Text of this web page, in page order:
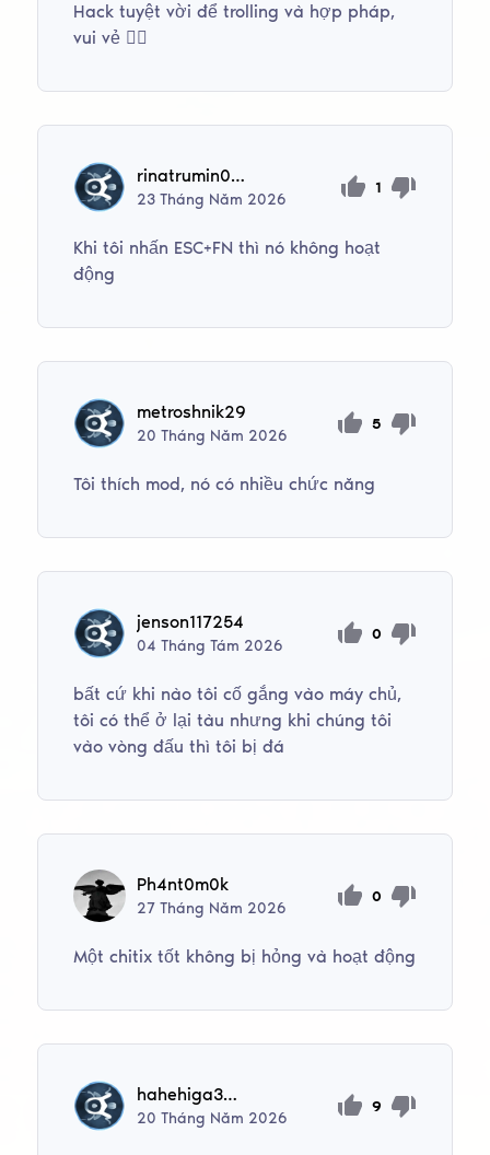
Hack tuyệt vời để trolling và hợp pháp,
vui vẻ ✊🏻
rinatrumin079
23Tháng Năm 2026
1
Khi tôi nhấn ESC+FN thì nó không hoạt
động
metroshnik29
20Tháng Năm 2026
5
Tôi thích mod, nó có nhiều chức năng
jenson117254
04Tháng Tám 2026
0
bất cứ khi nào tôi cố gắng vào máy chủ,
tôi có thể ở lại tàu nhưng khi chúng tôi
vào vòng đấu thì tôi bị đá
Ph4nt0m0k
27Tháng Năm 2026
0
Một chitix tốt không bị hỏng và hoạt động
hahehiga3285
20Tháng Năm 2026
9